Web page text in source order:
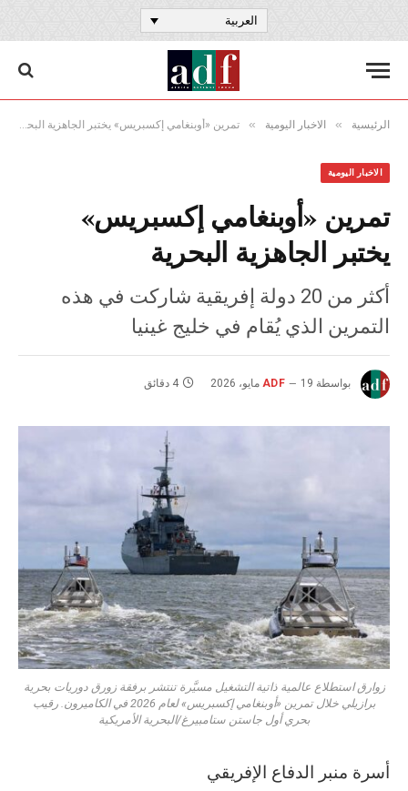
العربية
الرئيسية » الاخبار اليومية » تمرين «أوبنغامي إكسبريس» يختبر الجاهزية البحرية
الاخبار اليومية
تمرين «أوبنغامي إكسبريس»
يختبر الجاهزية البحرية
أكثر من 20 دولة إفريقية شاركت في هذه
التمرين الذي يُقام في خليج غينيا
بواسطة ADF 19 مايو، 2026 4 دقائق
زوارق استطلاع عالمية ذاتية التشغيل مسيَّرة تنتشر برفقة زورق دوريات بحرية
برازيلي خلال تمرين «أوبنغامي إكسبريس» لعام 2026 في الكاميرون. رقيب
بحري أول جاستن ستامبيرغ/البحرية الأمريكية
أسرة منبر الدفاع الإفريقي